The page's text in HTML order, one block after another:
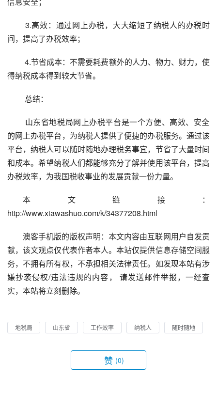
间，提高了办税效率；
4.节省成本：不需要耗费额外的人力、物力、财力，使
得纳税成本得到较大节省。
总结：
的网上办税平台，为纳税人提供了便捷的办税服务。通过该
平台，纳税人可以随时随地办理税务事宜，节省了大量时间
和成本。希望纳税人们都能够充分了解并使用该平台，提高
办税效率，为我国税收事业的发展贡献一份力量。
本文链接：
http://www.xiawashuo.com/k/34377208.html
澳客手机版的版权声明：本文内容由互联网用户自发贡
献，该文观点仅代表作者本人。本站仅提供信息存储空间服
务，不拥有所有权，不承担相关法律责任。如发现本站有涉
嫌抄袭侵权/违法违规的内容， 请发送邮件举报，一经查
实，本站将立刻删除。
地税局 山东省 工作效率 纳税人 随时随地
赞 (0)